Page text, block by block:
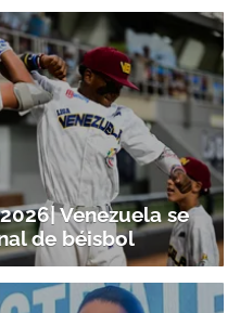
Venezuela se
de béisbol